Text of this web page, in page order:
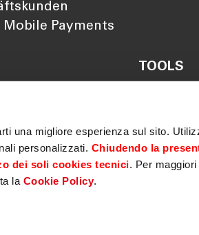
una migliore esperienza sul sito.
personalizzati. Chiudendo la
dei soli cookies tecnici. Per
la Cookie Policy.
Mobile Payments
TOOLS